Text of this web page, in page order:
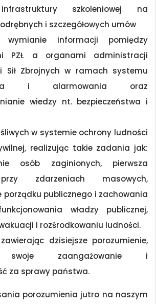
szkoleniowej na
i szczegółowych umów
wymianie informacji pomiędzy
PZŁ a organami administracji
Sił Zbrojnych w ramach systemu
i alarmowania oraz
wiedzy nt. bezpieczeństwa i
w systemie ochrony ludności
realizując takie zadania jak:
osób zaginionych, pierwsza
zdarzeniach masowych,
porządku publicznego i zachowania
władzy publicznej,
i rozśrodkowaniu ludności.
dzisiejsze porozumienie,
swoje zaangażowanie i
za sprawy państwa.
porozumienia jutro na naszym